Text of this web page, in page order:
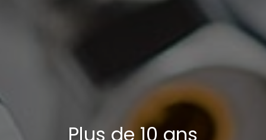
Plus de 10 ans